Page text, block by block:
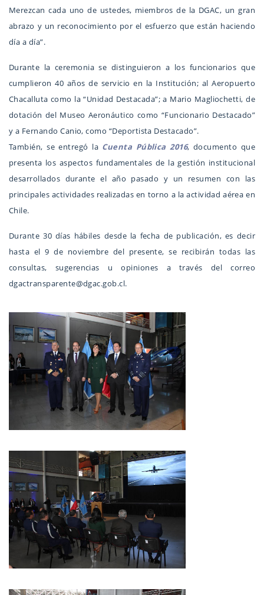
Merezcan cada uno de ustedes, miembros de la DGAC, un gran
abrazo y un reconocimiento por el esfuerzo que están haciendo
día a día”.
Durante la ceremonia se distinguieron a los funcionarios que
cumplieron 40 años de servicio en la Institución; al Aeropuerto
Chacalluta como la “Unidad Destacada”; a Mario Magliochetti, de
dotación del Museo Aeronáutico como “Funcionario Destacado”
y a Fernando Canio, como “Deportista Destacado”.
También, se entregó la Cuenta Pública 2016, documento que
presenta los aspectos fundamentales de la gestión institucional
desarrollados durante el año pasado y un resumen con las
principales actividades realizadas en torno a la actividad aérea en
Chile.
Durante 30 días hábiles desde la fecha de publicación, es decir
hasta el 9 de noviembre del presente, se recibirán todas las
consultas, sugerencias u opiniones a través del correo
dgactransparente@dgac.gob.cl.